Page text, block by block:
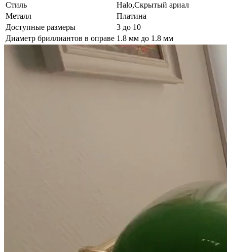
Стиль
Halo,Скрытый ариал
Металл
Платина
Доступные размеры
3 до 10
Диаметр бриллиантов в оправе 1.8 мм до 1.8 мм